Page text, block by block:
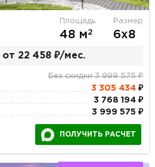
Площадь
48 м2
Размер
6х8
от 22 458 ₽/мес.
Без скидки 3 999 575 ₽
3 305 434₽
3 768 194 ₽
3 999 575 ₽
ПОЛУЧИТЬ РАСЧЕТ